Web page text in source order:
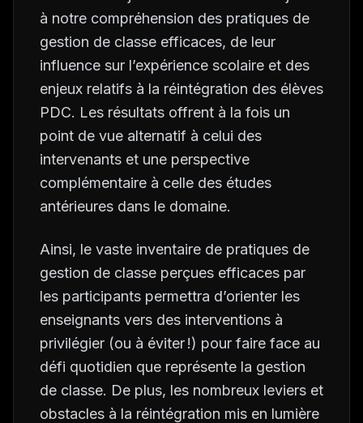
à notre compréhension des pratiques de
gestion de classe efficaces, de leur
influence sur l’expérience scolaire et des
enjeux relatifs à la réintégration des élèves
PDC. Les résultats offrent à la fois un
point de vue alternatif à celui des
intervenants et une perspective
complémentaire à celle des études
antérieures dans le domaine.
Ainsi, le vaste inventaire de pratiques de
gestion de classe perçues efficaces par
les participants permettra d’orienter les
enseignants vers des interventions à
privilégier (ou à éviter !) pour faire face au
défi quotidien que représente la gestion
de classe. De plus, les nombreux leviers et
obstacles à la réintégration mis en lumière